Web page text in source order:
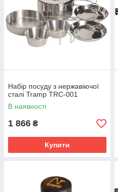
Набір посуду з нержавіючої
сталі Tramp TRC-001
В наявності
1 866 ₴
Купити